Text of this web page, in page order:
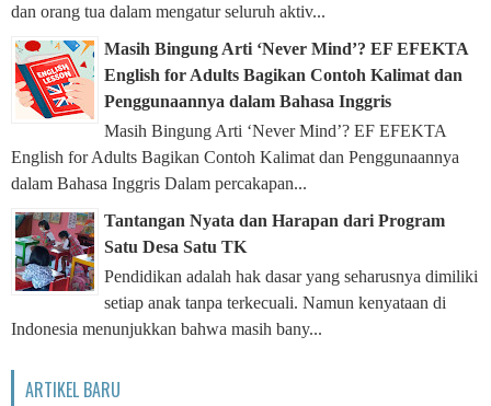
dan orang tua dalam mengatur seluruh aktiv...
Masih Bingung Arti ‘Never Mind’? EF EFEKTA
English for Adults Bagikan Contoh Kalimat dan
Penggunaannya dalam Bahasa Inggris
Masih Bingung Arti ‘Never Mind’? EF EFEKTA
English for Adults Bagikan Contoh Kalimat dan Penggunaannya
dalam Bahasa Inggris Dalam percakapan...
Tantangan Nyata dan Harapan dari Program
Satu Desa Satu TK
Pendidikan adalah hak dasar yang seharusnya dimiliki
setiap anak tanpa terkecuali. Namun kenyataan di
Indonesia menunjukkan bahwa masih bany...
ARTIKEL BARU